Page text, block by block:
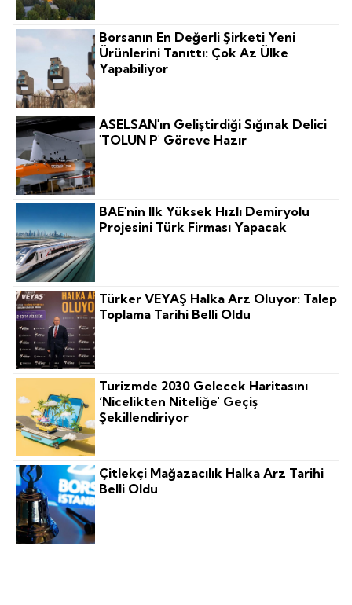
Borsanın En Değerli Şirketi Yeni
Ürünlerini Tanıttı: Çok Az Ülke
Yapabiliyor
ASELSAN'ın Geliştirdiği Sığınak Delici
'TOLUN P' Göreve Hazır
BAE'nin Ilk Yüksek Hızlı Demiryolu
Projesini Türk Firması Yapacak
Türker VEYAŞ Halka Arz Oluyor: Talep
Toplama Tarihi Belli Oldu
Turizmde 2030 Gelecek Haritasını
‘nicelikten Niteliğe' Geçiş
Şekillendiriyor
Çitlekçi Mağazacılık Halka Arz Tarihi
Belli Oldu